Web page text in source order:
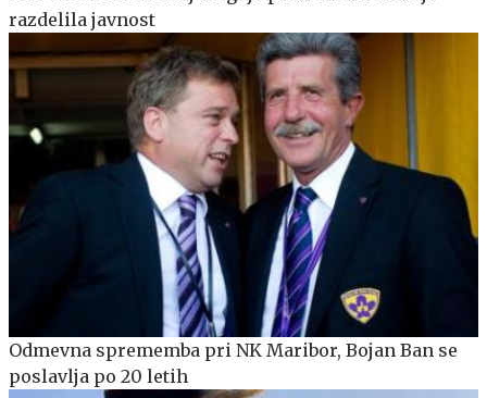
razdelila javnost
Odmevna sprememba pri NK Maribor, Bojan Ban se
poslavlja po 20 letih